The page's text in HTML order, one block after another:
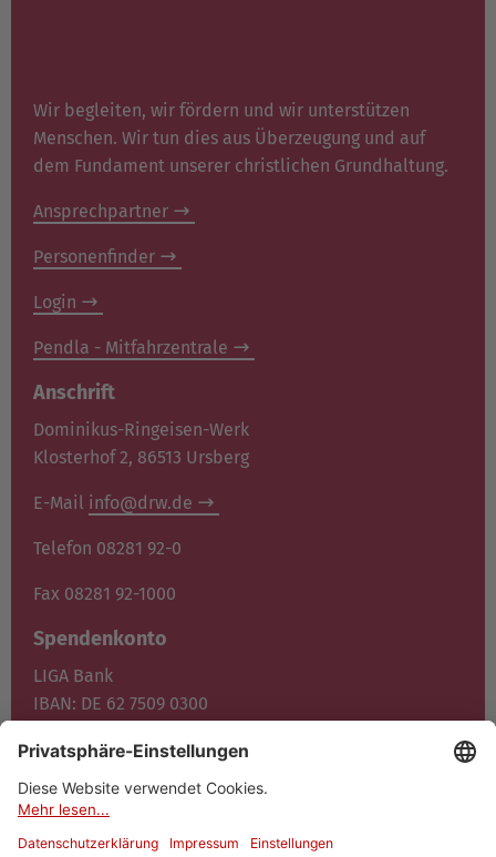
Wir begleiten, wir fördern und wir unterstützen
Menschen. Wir tun dies aus Überzeugung und auf
dem Fundament unserer christlichen Grundhaltung.
Ansprechpartner
Personenfinder
Login
Pendla - Mitfahrzentrale
Anschrift
Dominikus-Ringeisen-Werk
Klosterhof 2, 86513 Ursberg
E-Mail info@drw.de
Telefon 08281 92-0
Fax 08281 92-1000
Spendenkonto
LIGA Bank
IBAN: DE 62 7509 0300
BIC: GENO DE F1M05
Jetzt spenden